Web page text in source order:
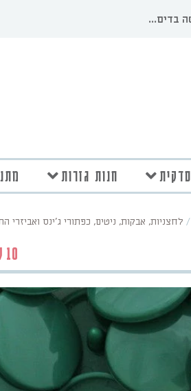
סדקית חנות גזרות
/ לחצניות, אבקות, ניטים, כפתורי ג'ינס ואביזרי
10 לחצניות פלסטיק בצבע ירוק יער בקוטר 12.4 מילימטר